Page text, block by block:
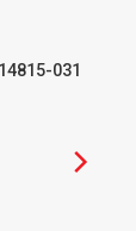
14815-031